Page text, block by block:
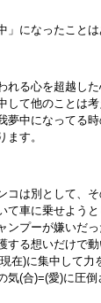
」になったこと
れる心を超越した
して他のことは考
夢中になってる
ます。
コは別として、
て車に乗せよう
ンプーが嫌いだ
する想いだけで
在)に集中して力
気(合)=(愛)に圧
採